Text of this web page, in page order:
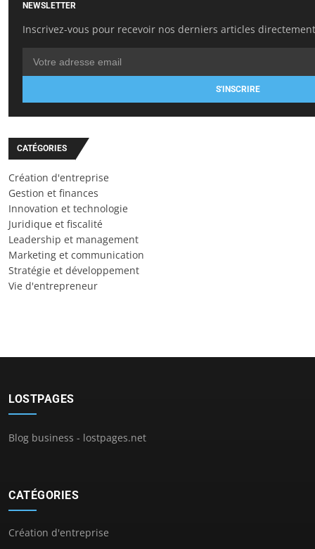
NEWSLETTER
Inscrivez-vous pour recevoir nos derniers articles
S'INSCRIRE
CATÉGORIES
Création d'entreprise
Gestion et finances
Innovation et technologie
Juridique et fiscalité
Leadership et management
Marketing et communication
Stratégie et développement
Vie d'entrepreneur
LOSTPAGES
Blog business - lostpages.net
CATÉGORIES
Création d'entreprise